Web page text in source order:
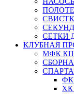
СЕТКИ
КЛУБНАЯ
МФК
ФК